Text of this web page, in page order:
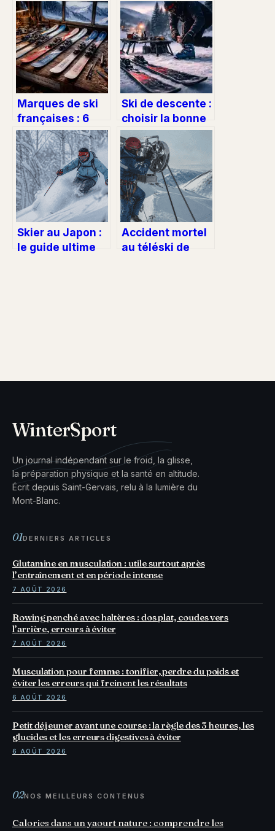
Marques de ski
françaises : 6
leaders pour
choisir votre
équipement
selon votre
pratique
Ski de descente :
choisir la bonne
taille, maîtriser
le flex et
optimiser son
équipement
Skier au Japon :
le guide ultime
Accident mortel
au téléski de
WinterSport
Un journal indépendant sur le froid, la glisse,
la préparation physique et la santé en altitude.
Écrit depuis Saint-Gervais, relu à la lumière du
Mont-Blanc.
01DERNIERS ARTICLES
Glutamine en musculation : utile surtout après
l’entraînement et en période intense
7 AOÛT 2026
Rowing penché avec haltères : dos plat, coudes vers
l’arrière, erreurs à éviter
7 AOÛT 2026
Musculation pour femme : tonifier, perdre du poids et
éviter les erreurs qui freinent les résultats
6 AOÛT 2026
Petit déjeuner avant une course : la règle des 3 heures, les
glucides et les erreurs digestives à éviter
6 AOÛT 2026
02NOS MEILLEURS CONTENUS
Calories dans un yaourt nature : comprendre les